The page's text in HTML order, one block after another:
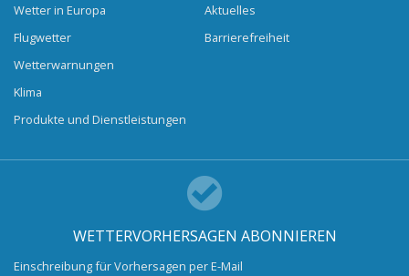
Wetter in Europa
Flugwetter
Wetterwarnungen
Klima
Produkte und Dienstleistungen
Aktuelles
Barrierefreiheit
WETTERVORHERSAGEN ABONNIEREN
Einschreibung für Vorhersagen per E-Mail